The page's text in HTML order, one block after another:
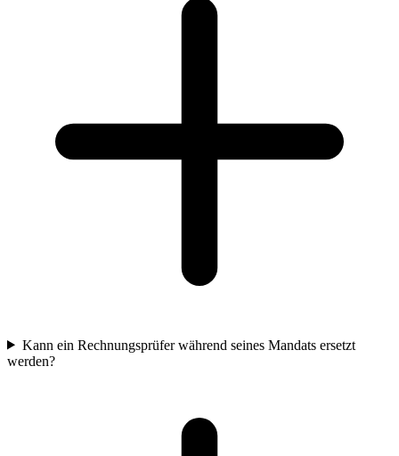
Kann ein Rechnungsprüfer während seines Mandats ersetzt
werden?